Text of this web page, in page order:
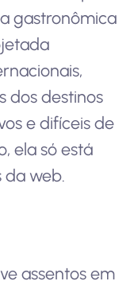
gastronômica
dos destinos
e difíceis de
ela só está
da web.
assentos em